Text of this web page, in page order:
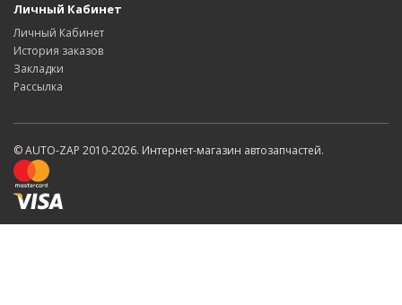
Личный Кабинет
Личный Кабинет
История заказов
Закладки
Рассылка
© AUTO-ZAP 2010-2026. Интернет-магазин автозапчастей.